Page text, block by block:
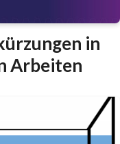
in
Arbeiten